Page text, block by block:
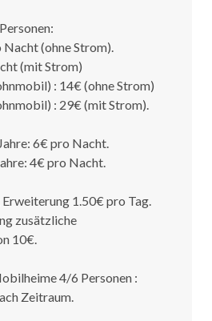
(ohne Strom).
(mit Strom)
: 14€ (ohne Strom)
: 29€ (mit Strom).
6€ pro Nacht.
4€ pro Nacht.
1.50€ pro Tag.
zusätzliche
10€.
4/6 Personen :
Zeitraum.